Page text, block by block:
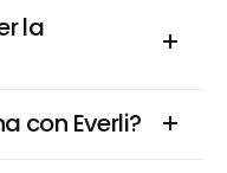
la
con Everli?